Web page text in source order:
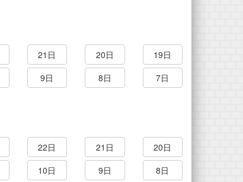
21日 20日
19日
9日 8日
7日
22日 21日
20日
10日 9日
8日